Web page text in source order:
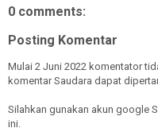
0 comments:
Posting Komentar
Mulai 2 Juni 2022 komentator
komentar Saudara dapat
Silahkan gunakan akun google
ini.